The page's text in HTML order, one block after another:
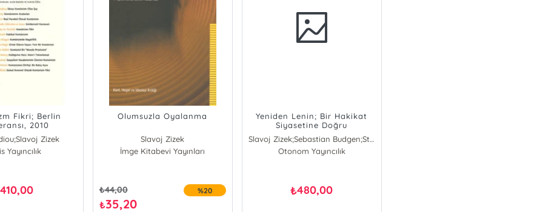
Fikri; Berlin
2010
Zizek
Badiou
Yayıncılık
410,00
Olumsuzla Oyalanma
Slavoj Zizek
İmge Kitabevi Yayınları
₺44,00
₺35,20
%20
Yeniden Lenin; Bir Hakikat
Siyasetine Doğru
Slavoj Zizek;Sebastian Budgen;Stathis Kouvelakis
Slavoj Zizek
Otonom Yayıncılık
₺480,00